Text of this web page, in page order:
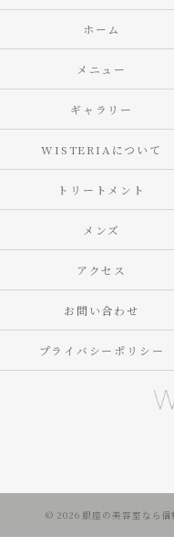
ホーム
メニュー
ギャラリー
WISTERIAについて
トリートメント
メンズ
アクセス
お問い合わせ
プライバシーポリシー
© 2026 銀座の美容室なら信